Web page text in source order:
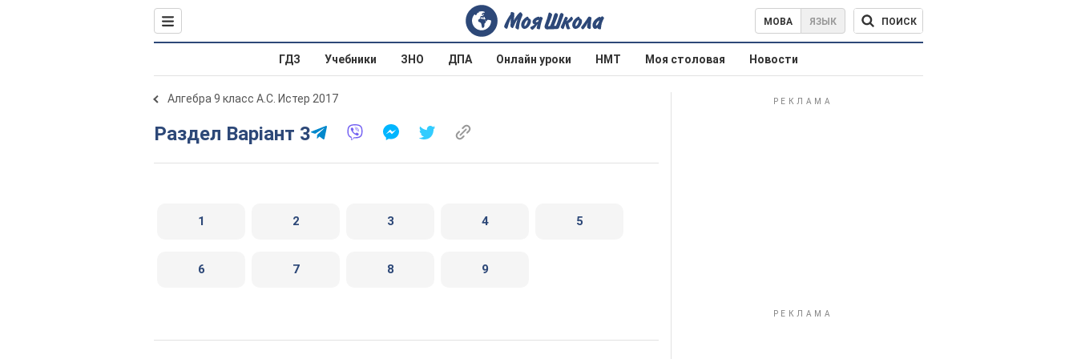
МОВА ЯЗЫК ПОИСК
ГДЗ Учебники ЗНО ДПА Онлайн уроки НМТ Моя столовая Новости
Алгебра 9 класс А.С. Истер 2017
Раздел Варіант 3
1 2 3 4 5
6 7 8 9